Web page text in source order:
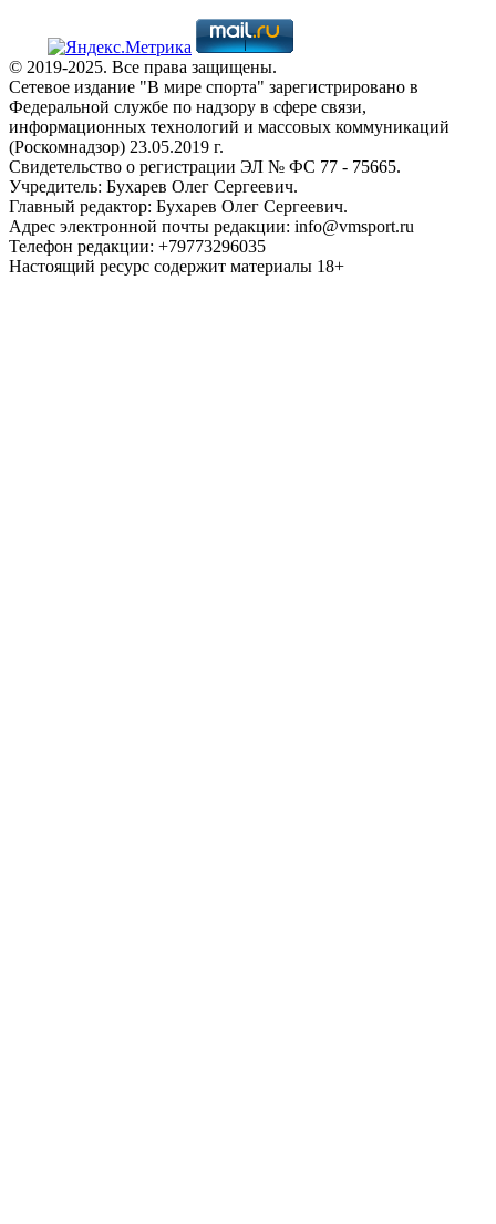
© 2019-2025. Все права защищены.
Сетевое издание "В мире спорта" зарегистрировано в
Федеральной службе по надзору в сфере связи,
информационных технологий и массовых коммуникаций
(Роскомнадзор) 23.05.2019 г.
Свидетельство о регистрации ЭЛ № ФС 77 - 75665.
Учредитель: Бухарев Олег Сергеевич.
Главный редактор: Бухарев Олег Сергеевич.
Адрес электронной почты редакции: info@vmsport.ru
Телефон редакции: +79773296035
Настоящий ресурс содержит материалы 18+